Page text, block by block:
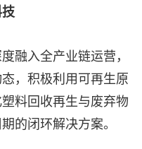
融入全产业链运营，
，积极利用可再生原
料回收再生与废弃物
的闭环解决方案。